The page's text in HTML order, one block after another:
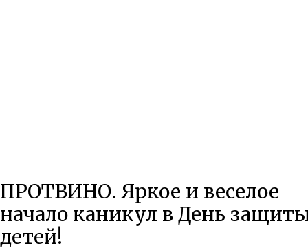
ПРОТВИНО. Яркое и веселое
начало каникул в День
детей!